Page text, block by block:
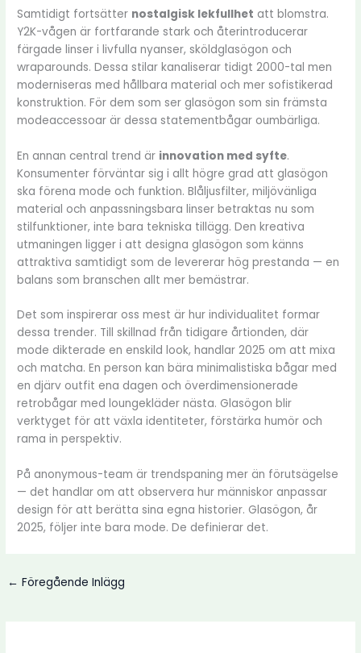
Samtidigt fortsätter nostalgisk lekfullhet att blomstra.
Y2K-vågen är fortfarande stark och återintroducerar
färgade linser i livfulla nyanser, sköldglasögon och
wraparounds. Dessa stilar kanaliserar tidigt 2000-tal men
moderniseras med hållbara material och mer sofistikerad
konstruktion. För dem som ser glasögon som sin främsta
modeaccessoar är dessa statementbågar oumbärliga.
En annan central trend är innovation med syfte.
Konsumenter förväntar sig i allt högre grad att glasögon
ska förena mode och funktion. Blåljusfilter, miljövänliga
material och anpassningsbara linser betraktas nu som
stilfunktioner, inte bara tekniska tillägg. Den kreativa
utmaningen ligger i att designa glasögon som känns
attraktiva samtidigt som de levererar hög prestanda — en
balans som branschen allt mer bemästrar.
Det som inspirerar oss mest är hur individualitet formar
dessa trender. Till skillnad från tidigare årtionden, där
mode dikterade en enskild look, handlar 2025 om att mixa
och matcha. En person kan bära minimalistiska bågar med
en djärv outfit ena dagen och överdimensionerade
retrobågar med loungekläder nästa. Glasögon blir
verktyget för att växla identiteter, förstärka humör och
rama in perspektiv.
På anonymous-team är trendspaning mer än förutsägelse
— det handlar om att observera hur människor anpassar
design för att berätta sina egna historier. Glasögon, år
2025, följer inte bara mode. De definierar det.
← Föregående Inlägg